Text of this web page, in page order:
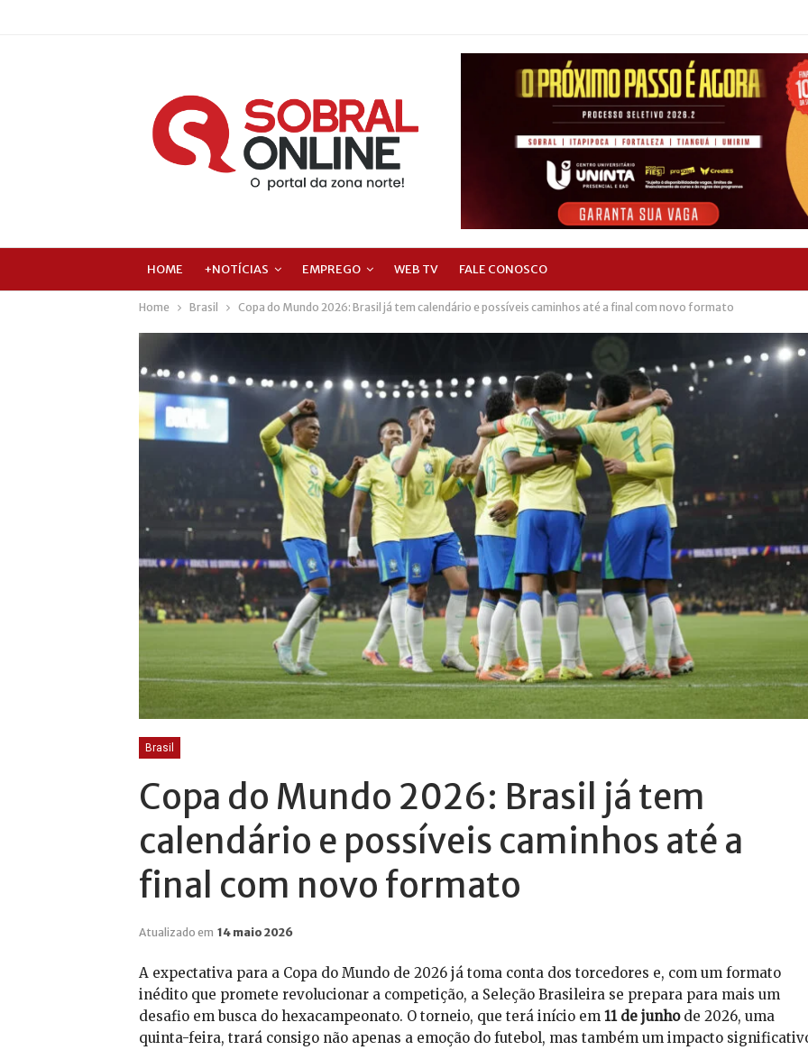
HOME +NOTÍCIAS EMPREGO WEB TV FALE CONOSCO
Home Brasil Copa do Mundo 2026: Brasil já tem calendário e possíveis caminhos até a final com novo formato
Brasil
Copa do Mundo 2026: Brasil já tem
calendário e possíveis caminhos até a
final com novo formato
Atualizado em 14 maio 2026
A expectativa para a Copa do Mundo de 2026 já toma conta dos torcedores e, com um formato
inédito que promete revolucionar a competição, a Seleção Brasileira se prepara para mais um
desafio em busca do hexacampeonato. O torneio, que terá início em 11 de junhode 2026, uma
quinta-feira, trará consigo não apenas a emoção do futebol, mas também um impacto